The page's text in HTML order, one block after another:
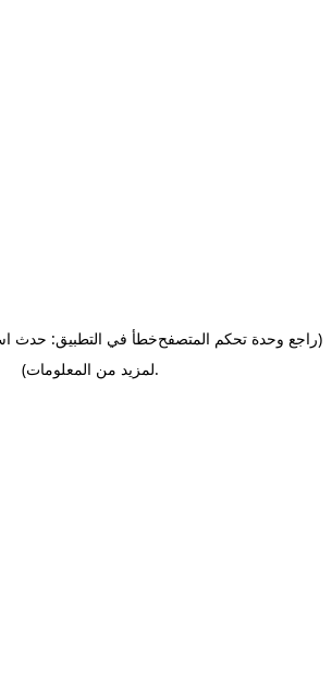
خطأ في التطبيق: حدث(راجع وحدة تحكم المتصفح
لمزيد من المعلومات).